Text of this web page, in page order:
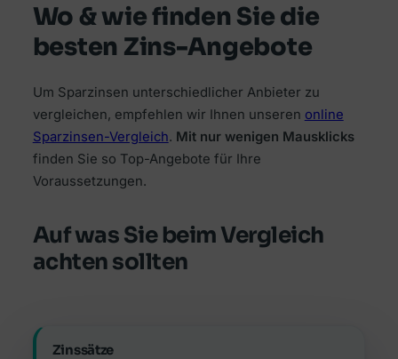
Wo & wie finden Sie die
besten Zins-Angebote
Um Sparzinsen unterschiedlicher Anbieter zu
vergleichen, empfehlen wir Ihnen unseren online
Sparzinsen-Vergleich. Mit nur wenigen Mausklicks
finden Sie so Top-Angebote für Ihre
Voraussetzungen.
Auf was Sie beim Vergleich
achten sollten
Zinssätze